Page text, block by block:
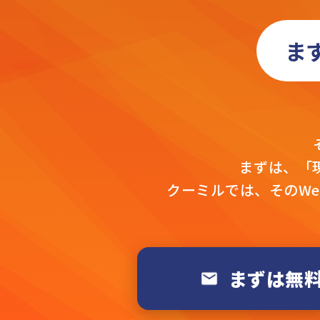
ま
まずは、「
クーミルでは、その
まずは無